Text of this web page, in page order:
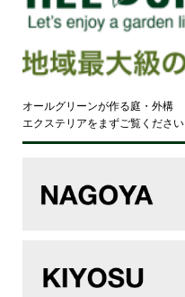
オールグリーンが作る庭・外構
エクステリアをまずご覧ください